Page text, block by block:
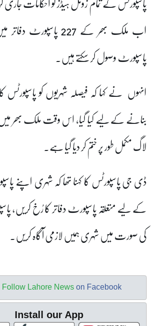
اب ملک بھر کے 227
پاسپورٹ وصول کر سکتے ہیں۔
انہوں نے کہا کہ فیصلہ شہریوں کو پاسپورٹس
بنانے کے لیے کیا گیا، اس وقت ملک بھر
لاگ مکمل طور پر ختم کر دیا گیا ہے۔
ڈی جی پاسپورٹس کا کہنا تھا کہ شہری اپنے
کے لیے متعلقہ پاسپورٹ دفاتر کا رُخ کریں،
کی صورت میں شہری ہمیں لازمی آگاہ کریں۔
Follow Lahore News on Facebook
Install our App